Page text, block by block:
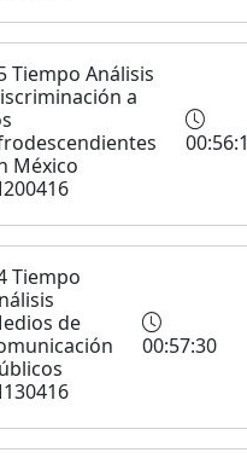
Tiempo Análisis
a
México
Tiempo
de
00:57:30